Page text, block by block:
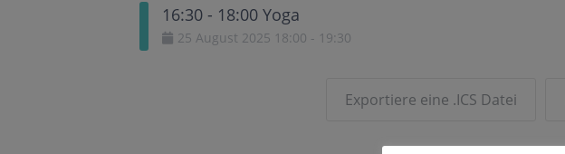
16:30 - 18:00 Yoga
25 August 2025 18:00 - 19:30
Exportiere eine .ICS Datei